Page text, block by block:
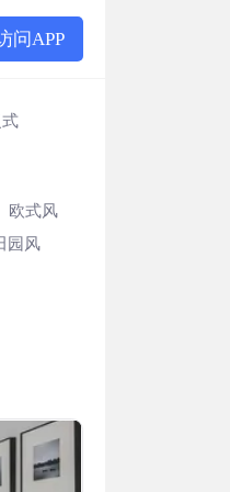
问APP
欧式风
园风